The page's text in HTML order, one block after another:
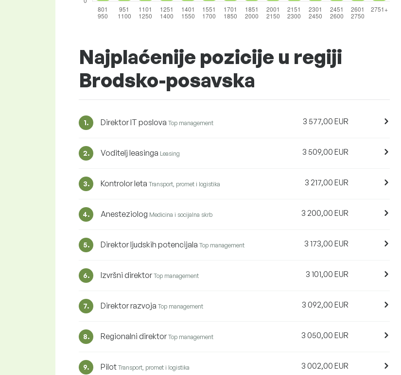
Najplaćenije pozicije u regiji
Brodsko-posavska
1. Direktor IT poslova Top management 3 577,00 EUR
2. Voditelj leasinga Leasing 3 509,00 EUR
3. Kontrolor leta Transport, promet i logistika 3 217,00 EUR
4. Anesteziolog Medicina i socijalna skrb 3 200,00 EUR
5. Direktor ljudskih potencijala Top management 3 173,00 EUR
6. Izvršni direktor Top management 3 101,00 EUR
7. Direktor razvoja Top management 3 092,00 EUR
8. Regionalni direktor Top management 3 050,00 EUR
9. Pilot Transport, promet i logistika 3 002,00 EUR